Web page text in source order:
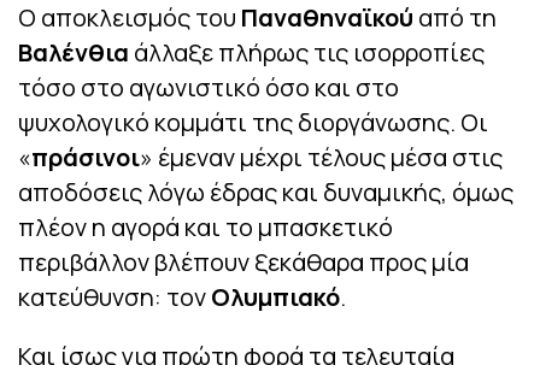
Ο αποκλεισμός του Παναθηναϊκού από τη
Βαλένθια άλλαξε πλήρως τις ισορροπίες
τόσο στο αγωνιστικό όσο και στο
ψυχολογικό κομμάτι της διοργάνωσης. Οι
«πράσινοι» έμεναν μέχρι τέλους μέσα στις
αποδόσεις λόγω έδρας και δυναμικής, όμως
πλέον η αγορά και το μπασκετικό
περιβάλλον βλέπουν ξεκάθαρα προς μία
κατεύθυνση: τονΟλυμπιακό.
Και ίσως για πρώτη φορά τα τελευταία